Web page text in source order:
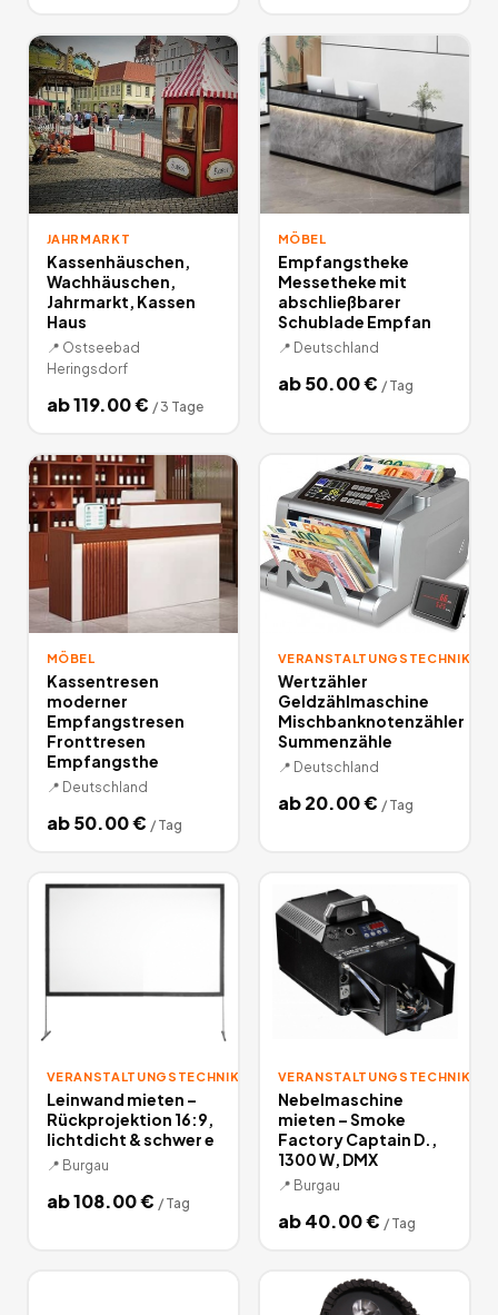
JAHRMARKT
Kassenhäuschen,
Wachhäuschen,
Jahrmarkt, Kassen
Haus
📍 Ostseebad
Heringsdorf
ab119.00€ / 3 Tage
MÖBEL
Empfangstheke
Messetheke mit
abschließbarer
Schublade Empfan
📍 Deutschland
ab50.00€ / Tag
MÖBEL
Kassentresen
moderner
Empfangstresen
Fronttresen
Empfangsthe
📍 Deutschland
ab50.00€ / Tag
VERANSTALTUNGSTECHNIK
Wertzähler
Geldzählmaschine
Mischbanknotenzähler
Summenzähle
📍 Deutschland
ab20.00€ / Tag
VERANSTALTUNGSTECHNIK
Leinwand mieten –
Rückprojektion 16:9,
lichtdicht & schwer e
📍 Burgau
ab108.00€ / Tag
VERANSTALTUNGSTECHNIK
Nebelmaschine
mieten – Smoke
Factory Captain D.,
1300 W, DMX
📍 Burgau
ab40.00€ / Tag